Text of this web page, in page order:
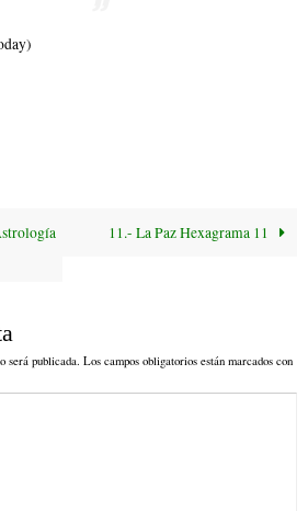
11.- La Paz Hexagrama 11
será publicada. Los campos obligatorios están marcados con